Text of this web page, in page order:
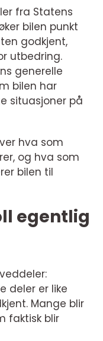
fra Statens
bilen punkt
godkjent,
utbedring.
generelle
bilen har
situasjoner på
hva som
og hva som
bilen til
egentlig
deler er like
Mange blir
faktisk blir